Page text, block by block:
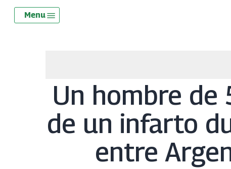
Skip
Menu
Un hombre de
de un infarto
entre
Menu